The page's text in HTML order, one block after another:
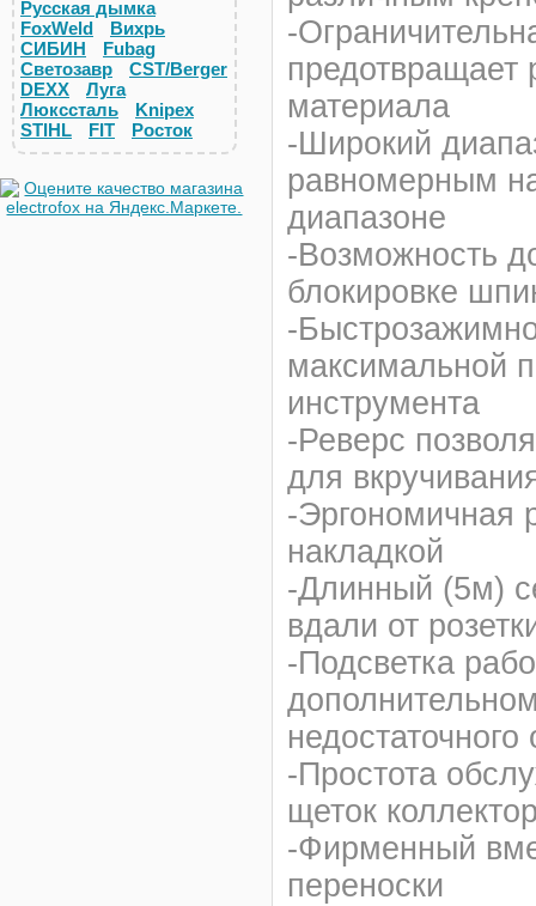
Русская дымка
FoxWeld
Вихрь
СИБИН
Fubag
Светозавр
CST/Berger
DEXX
Луга
Люкссталь
Knipex
STIHL
FIT Росток
-
предотвращает
материала
-Широкий
равномерным
диапазоне
-Возможность
блокировке
-
максимальной
инструмента
-Реверс
для
-Эргономичная
накладкой
-Длинный (5м)
вдали от
-Подсветка
-Простота
щеток
-Фирменный
переноски